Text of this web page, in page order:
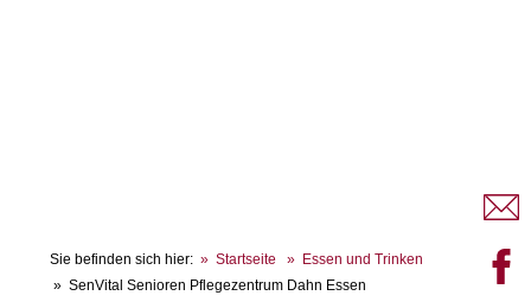
Sie befinden sich hier: Startseite
Essen und Trinken
SenVital Senioren Pflegezentrum Dahn Essen